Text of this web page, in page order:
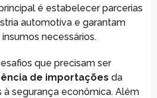
é estabelecer parcerias
automotiva e garantam
necessários.
que precisam ser
de importações da
à segurança econômica. Além